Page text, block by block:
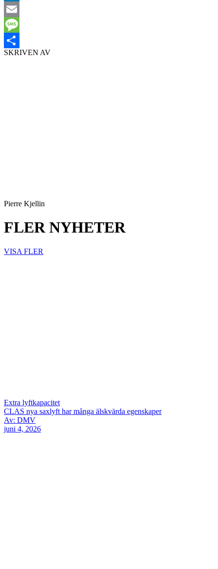
LinkedIn
Email
Message
Dela
SKRIVEN AV
Pierre Kjellin
FLER NYHETER
VISA FLER
Extra lyftkapacitet
CLAS nya saxlyft har många älskvärda egenskaper
Av: DMV
juni 4, 2026